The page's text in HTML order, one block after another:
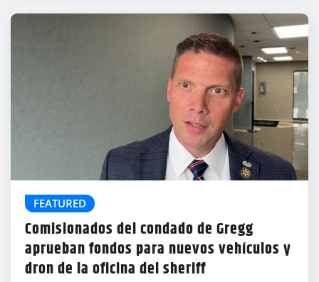
FEATURED
Comisionados del condado de Gregg
aprueban fondos para nuevos vehículos y
dron de la oficina del sheriff